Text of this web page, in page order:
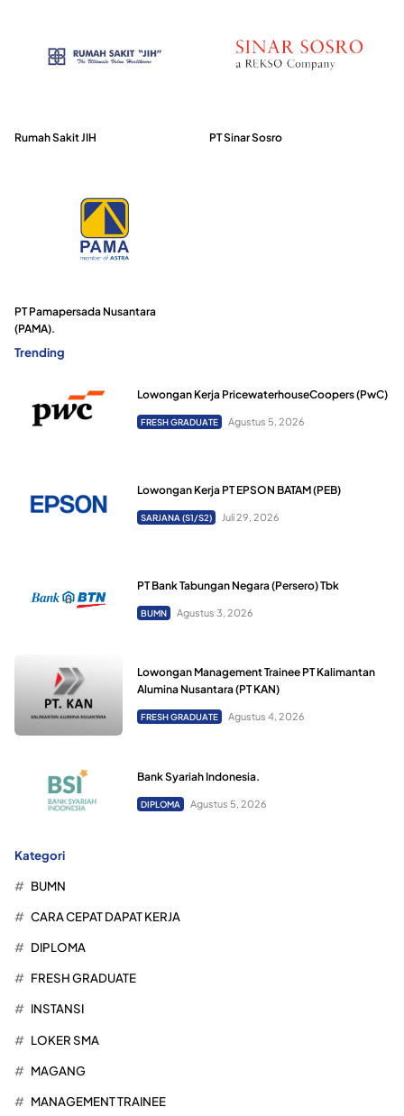
Rumah Sakit JIH PT Sinar Sosro
PT Pamapersada Nusantara
(PAMA).
Trending
Lowongan Kerja PricewaterhouseCoopers (PwC)
FRESH GRADUATE Agustus 5, 2026
Lowongan Kerja PT EPSON BATAM (PEB)
SARJANA (S1/S2) Juli 29, 2026
PT Bank Tabungan Negara (Persero) Tbk
BUMN Agustus 3, 2026
Lowongan Management Trainee PT Kalimantan
Alumina Nusantara (PT KAN)
FRESH GRADUATE Agustus 4, 2026
Bank Syariah Indonesia.
DIPLOMA Agustus 5, 2026
Kategori
BUMN
CARA CEPAT DAPAT KERJA
DIPLOMA
FRESH GRADUATE
INSTANSI
LOKER SMA
MAGANG
MANAGEMENT TRAINEE